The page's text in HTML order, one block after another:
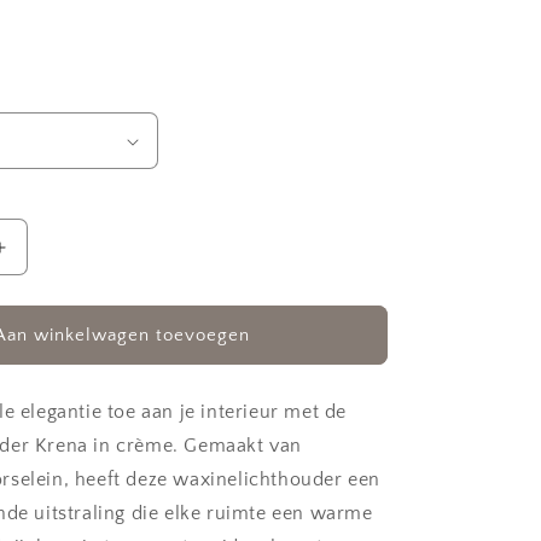
Aantal
winkelwagen toevoegen
elegantie toe aan je interieur met de
Krena in crème. Gemaakt van
heeft deze waxinelichthouder een
uitstraling die elke ruimte een warme